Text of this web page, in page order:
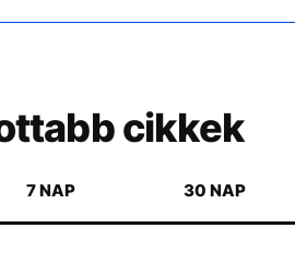
cikkek
7 NAP 30 NAP